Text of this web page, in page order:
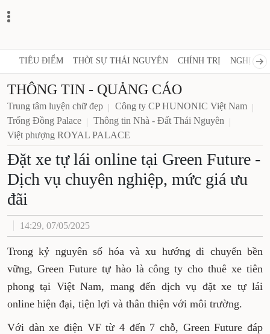
TIÊU ĐIỂM THỜI SỰ THÁI NGUYÊN CHÍNH TRỊ NGHỊ
THÔNG TIN - QUẢNG CÁO
Trung tâm luyện chữ đẹp
Công ty CP HUNONIC Việt Nam
Trống Đồng Palace
Thông tin Nhà - Đất Thái Nguyên
Việt phượng ROYAL PALACE
Đặt xe tự lái online tại Green Future -
Dịch vụ chuyên nghiệp, mức giá ưu
đãi
14:29, 07/05/2025
Trong kỷ nguyên số hóa và xu hướng di chuyển bền
vững, Green Future tự hào là công ty cho thuê xe tiên
phong tại Việt Nam, mang đến dịch vụ đặt xe tự lái
online hiện đại, tiện lợi và thân thiện với môi trường.
Với dàn xe điện VF từ 4 đến 7 chỗ, Green Future đáp